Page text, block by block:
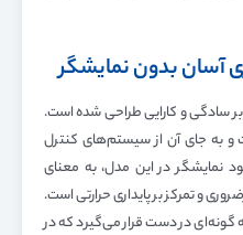
آسان بدون نمایشگر
سادگی و کارایی طراحی شده است.
و به جای آن از سیستم‌های کنترل
نمایشگر در این مدل، به معنای
و تمرکز بر پایداری حرارتی است.
گونه‌ای در دست قرار می‌گیرد که در